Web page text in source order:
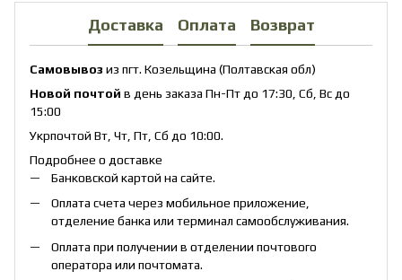
Доставка Оплата Возврат
Самовывоз из пгт. Козельщина (Полтавская обл)
Новой почтой в день заказа Пн-Пт до 17:30, Сб, Вс до
15:00
Укрпочтой Вт, Чт, Пт, Сб до 10:00.
Подробнее о доставке
Банковской картой на сайте.
Оплата счета через мобильное приложение,
отделение банка или терминал самообслуживания.
Оплата при получении в отделении почтового
оператора или почтомата.